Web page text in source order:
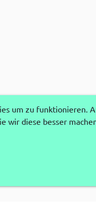
um zu funktionieren.
wir diese besser